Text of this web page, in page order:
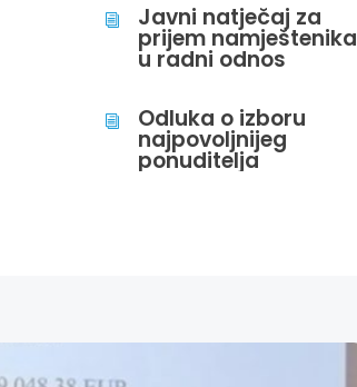
i Javni natječaj za
prijem namještenika
u radni odnos
i Odluka o izboru
najpovoljnijeg
ponuditelja